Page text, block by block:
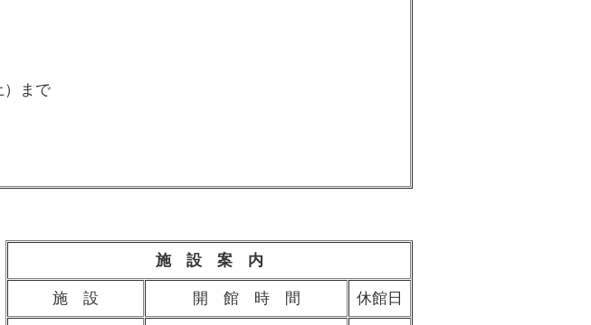
）まで
施 設 案 内
施 設 開 館 時 間 休館日